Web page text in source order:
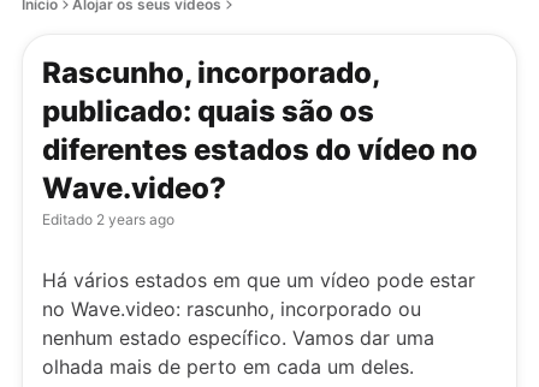
Início Alojar os seus vídeos
Rascunho, incorporado,
publicado: quais são os
diferentes estados do vídeo no
Wave.video?
Editado 2 years ago
Há vários estados em que um vídeo pode estar
no Wave.video: rascunho, incorporado ou
nenhum estado específico. Vamos dar uma
olhada mais de perto em cada um deles.